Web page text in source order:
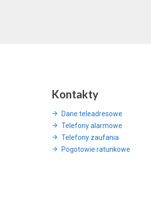
Kontakty
Dane teleadresowe
Telefony alarmowe
Telefony zaufania
Pogotowie ratunkowe